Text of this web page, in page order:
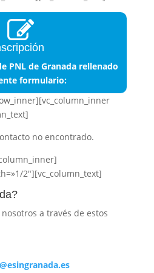
PNL de Granada rellenado
formulario:
no encontrado.
2″][vc_column_text]
a través de estos